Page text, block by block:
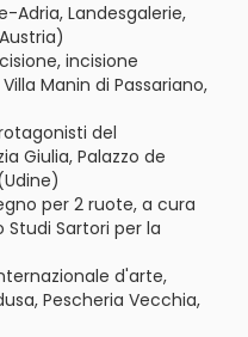
Adria, Landesgalerie,
incisione
Manin di Passariano,
del
Giulia, Palazzo de
per 2 ruote, a cura
Studi Sartori per la
d'arte,
Pescheria Vecchia,